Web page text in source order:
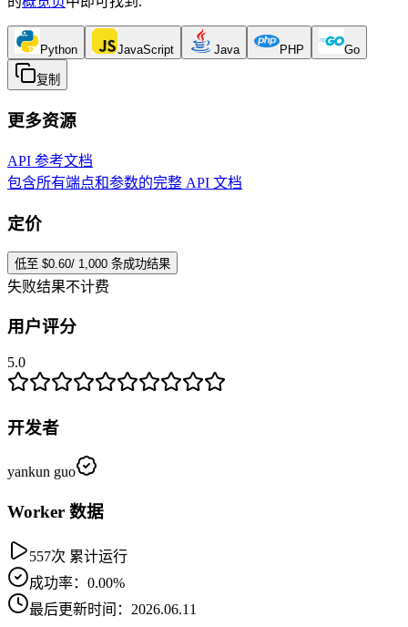
Python JavaScript Java PHP Go
复制
更多资源
API 参考文档
包含所有端点和参数的完整 API 文档
定价
低至 $0.60/ 1,000 条成功结果
失败结果不计费
用户评分
5.0
开发者
yankun guo
Worker 数据
557次 累计运行
成功率：0.00%
最后更新时间：2026.06.11